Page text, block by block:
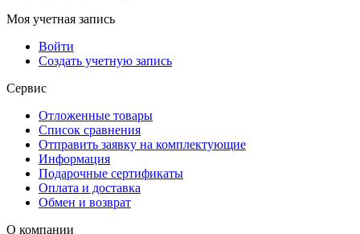
Моя учетная запись
Войти
Создать учетную запись
Сервис
Отложенные товары
Список сравнения
Отправить заявку на комплектующие
Информация
Подарочные сертификаты
Оплата и доставка
Обмен и возврат
О компании